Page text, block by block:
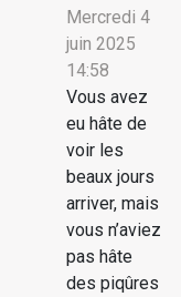
Mercredi 4
juin 2025
14:58
Vous avez
eu hâte de
voir les
beaux jours
arriver, mais
vous n’aviez
pas hâte
des piqûres